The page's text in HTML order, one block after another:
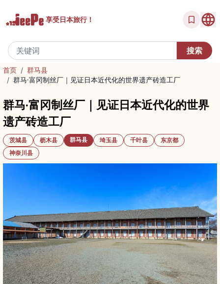
享受日本旅行！
首页 / 群马县
/ 群马·富冈制丝厂｜见证日本近代化的世界遗产砖造工厂
群马·富冈制丝厂｜见证日本近代化的世界
遗产砖造工厂
茨城县 枥木县 群马县 埼玉县 千叶县
东京都
神奈川县